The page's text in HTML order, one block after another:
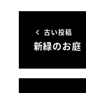
古い投稿
新緑のお庭